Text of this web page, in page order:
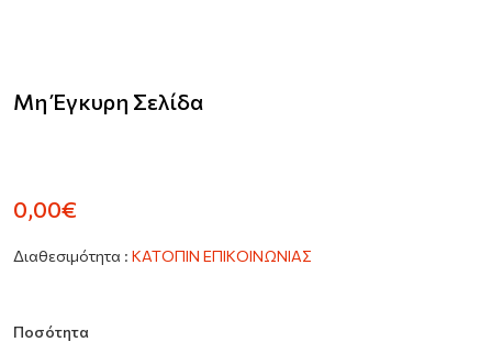
Μη Έγκυρη Σελίδα
0,00€
Διαθεσιμότητα : ΚΑΤΟΠΙΝ ΕΠΙΚΟΙΝΩΝΙΑΣ
Ποσότητα